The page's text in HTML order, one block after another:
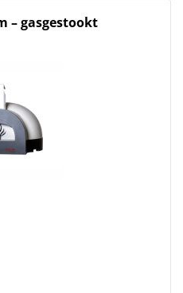
– gasgestookt